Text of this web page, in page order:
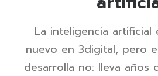
3
La inteligencia artificial
nuevo en 3digital, pero
desarrolla no: lleva años